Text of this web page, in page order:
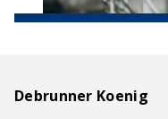
Debrunner Koenig